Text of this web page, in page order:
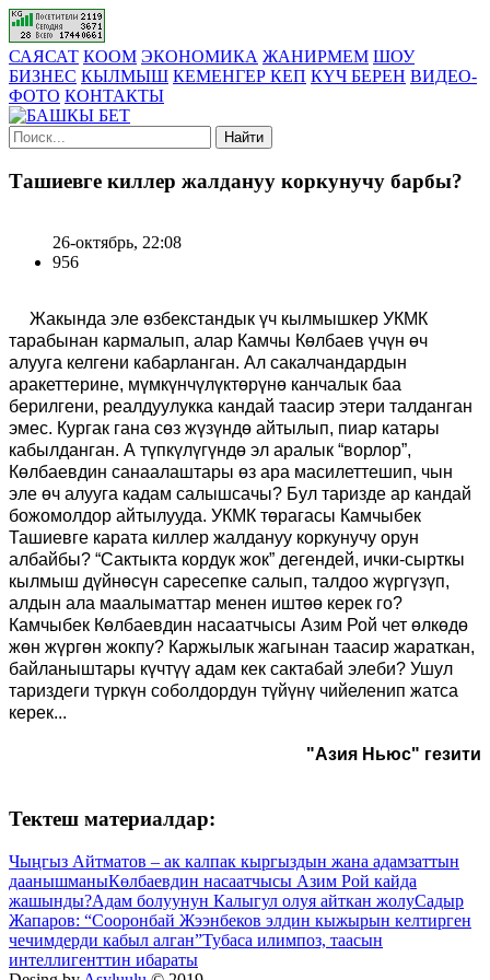
САЯСАТ КООМ ЭКОНОМИКА ЖАНИРМЕМ ШОУ
БИЗНЕС КЫЛМЫШ КЕМЕНГЕР КЕП КҮЧ БЕРЕН ВИДЕО-
ФОТО КОНТАКТЫ
Найти
Ташиевге киллер жалдануу коркунучу барбы?
26-октябрь, 22:08
956
Жакында эле өзбекстандык үч кылмышкер УКМК
тарабынан кармалып, алар Камчы Көлбаев үчүн өч
алууга келгени кабарланган. Ал сакалчандардын
аракеттерине, мүмкүнчүлүктөрүнө канчалык баа
берилгени, реалдуулукка кандай таасир этери талданган
эмес. Кургак гана сөз жүзүндө айтылып, пиар катары
кабылданган. А түпкүлүгүндө эл аралык “ворлор”,
Көлбаевдин санаалаштары өз ара масилеттешип, чын
эле өч алууга кадам салышсачы? Бул таризде ар кандай
божомолдор айтылууда. УКМК төрагасы Камчыбек
Ташиевге карата киллер жалдануу коркунучу орун
албайбы? “Сактыкта кордук жок” дегендей, ички-сырткы
кылмыш дүйнөсүн саресепке салып, талдоо жүргүзүп,
алдын ала маалыматтар менен иштөө керек го?
Камчыбек Көлбаевдин насаатчысы Азим Рой чет өлкөдө
жөн жүргөн жокпу? Каржылык жагынан таасир жараткан,
байланыштары күчтүү адам кек сактабай элеби? Ушул
тариздеги түркүн соболдордун түйүнү чийеленип жатса
керек...
"Азия Ньюс" гезити
Тектеш материалдар:
Чыңгыз Айтматов – ак калпак кыргыздын жана адамзаттын
даанышманыКөлбаевдин насаатчысы Азим Рой кайда
жашынды?Адам болуунун Калыгул олуя айткан жолуСадыр
Жапаров: “Сооронбай Жээнбеков элдин кыжырын келтирген
чечимдерди кабыл алган”Тубаса илимпоз, таасын
интеллигенттин ибараты